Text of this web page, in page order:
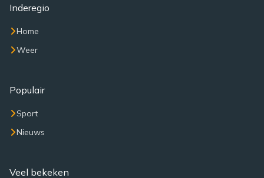
Inderegio
Home
Weer
Populair
Sport
Nieuws
Veel bekeken